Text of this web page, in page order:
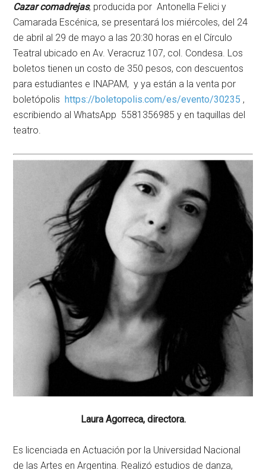
Cazar comadrejas, producida por Antonella Felici y
Camarada Escénica, se presentará los miércoles, del 24
de abril al 29 de mayo a las 20:30 horas en el Círculo
Teatral ubicado en Av. Veracruz 107, col. Condesa. Los
boletos tienen un costo de 350 pesos, con descuentos
para estudiantes e INAPAM, y ya están a la venta por
boletópolishttps://boletopolis.com/es/evento/30235 ,
escribiendo al WhatsApp 5581356985 y en taquillas del
teatro.
Laura Agorreca, directora.
Es licenciada en Actuación por la Universidad Nacional
de las Artes en Argentina. Realizó estudios de danza,